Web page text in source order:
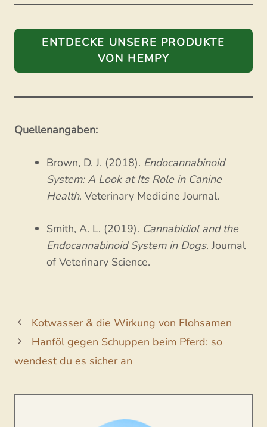
ENTDECKE UNSERE PRODUKTE
VON HEMPY
Quellenangaben:
Brown, D. J. (2018). Endocannabinoid
System: A Look at Its Role in Canine
Health. Veterinary Medicine Journal.
Smith, A. L. (2019). Cannabidiol and the
Endocannabinoid System in Dogs. Journal
of Veterinary Science.
Kotwasser & die Wirkung von Flohsamen
Hanföl gegen Schuppen beim Pferd: so
wendest du es sicher an